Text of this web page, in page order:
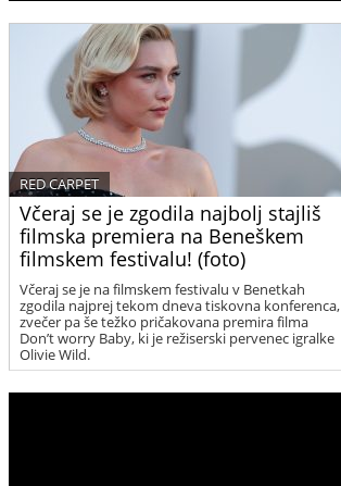
Včeraj se je zgodila najbolj stajliš
filmska premiera na Beneškem
filmskem festivalu! (foto)
RED CARPET
Včeraj se je na filmskem festivalu v Benetkah
zgodila najprej tekom dneva tiskovna konferenca,
zvečer pa še težko pričakovana premira filma
Don’t worry Baby, ki je režiserski pervenec igralke
Olivie Wild.